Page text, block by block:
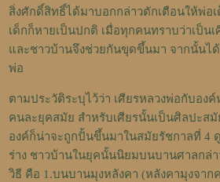
สิ่งศักดิ์สิทธิ์ได้มาบอกกล่าวตักเตือนให้พ่อ
เด็กก็หายเป็นปกติ เมื่อทุกคนทราบว่าเป็น
และชาวบ้านจึงช่วยกันขุดขึ้นมา จากนั้นไ
พ่อ
ตามประวัติระบุไว้ว่า เศียรหลวงพ่อกับอง
คนละยุคสมัย สำหรับเศียรนั้นเป็นศิลปะส
องค์ก็น่าจะถูกปั้นขึ้นมาในสมัยรัชกาลที่ 4
ร่าง ชาวบ้านในยุคนั้นนิยมบนบานศาลกล่
วิธี คือ 1.บนบานมุงหลังคา (หลังคามุงจาก